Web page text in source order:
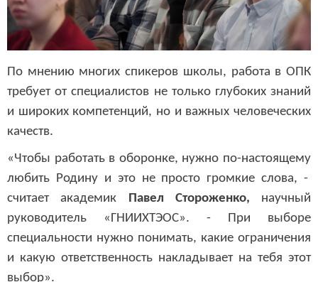
По мнению многих спикеров школы, работа в ОПК
требует от специалистов не только глубоких знаний
и широких компетенций, но и важных человеческих
качеств.
«Чтобы работать в оборонке, нужно по-настоящему
любить Родину и это не просто громкие слова, -
считает академик Павел Стороженко, научный
руководитель «ГНИИХТЭОС». - При выборе
специальности нужно понимать, какие ограничения
и какую ответственность накладывает на тебя этот
выбор».